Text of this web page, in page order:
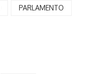
PARLAMENTO